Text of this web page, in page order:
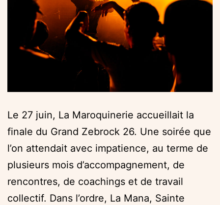
Le 27 juin, La Maroquinerie accueillait la
finale du Grand Zebrock 26. Une soirée que
l’on attendait avec impatience, au terme de
plusieurs mois d’accompagnement, de
rencontres, de coachings et de travail
collectif. Dans l’ordre, La Mana, Sainte